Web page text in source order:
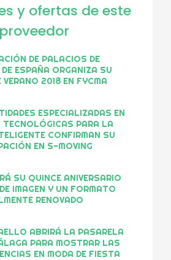
y ofertas de este
proveedor
DE PALACIOS DE
ESPAÑA ORGANIZA SU
VERANO 2018 EN FYCMA
ESPECIALIZADAS EN
TECNOLÓGICAS PARA LA
CONFIRMAN SU
EN S-MOVING
SU QUINCE ANIVERSARIO
IMAGEN Y UN FORMATO
RENOVADO
ABRIRÁ LA PASARELA
PARA MOSTRAR LAS
EN MODA DE FIESTA